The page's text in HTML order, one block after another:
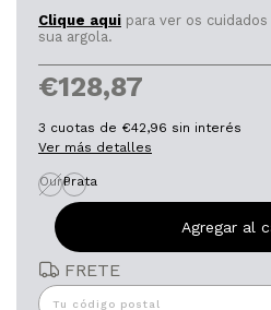
Clique aqui para ver os
sua argola.
€128,87
3 cuotas de €42,96 sin interés
Ver más detalles
OuroPrata
Entregas para el CP:
FRETE